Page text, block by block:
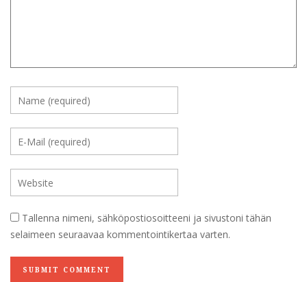
Tallenna nimeni, sähköpostiosoitteeni ja sivustoni tähän
selaimeen seuraavaa kommentointikertaa varten.